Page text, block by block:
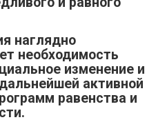
наглядно
необходимость
изменение и
активной
равенства и